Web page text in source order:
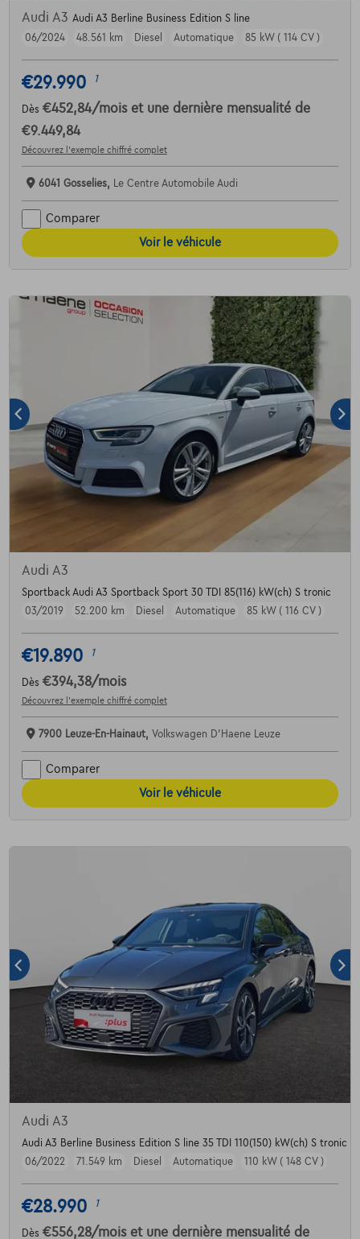
Audi A3 Audi A3 Berline Business Edition S line
06/2024
48.561 km Diesel Automatique 85 kW ( 114 CV )
€29.990 1
Dès €452,84/mois et une dernière mensualité de
€9.449,84
Découvrez l’exemple chiffré complet
6041 Gosselies, Le Centre Automobile Audi
Comparer
Voir le véhicule
Audi A3
Sportback Audi A3 Sportback Sport 30 TDI 85(116) kW(ch) S tronic
03/2019
52.200 km Diesel Automatique 85 kW ( 116 CV )
€19.890 1
Dès €394,38/mois
Découvrez l’exemple chiffré complet
7900 Leuze-En-Hainaut, Volkswagen D'Haene Leuze
Comparer
Voir le véhicule
Audi A3
Audi A3 Berline Business Edition S line 35 TDI 110(150) kW(ch) S tronic
06/2022
71.549 km Diesel Automatique 110 kW ( 148 CV )
€28.990 1
Dès €556,28/mois et une dernière mensualité de